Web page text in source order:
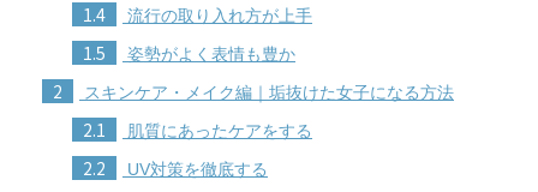
1.4 流行の取り入れ方が上手
1.5 姿勢がよく表情も豊か
2 スキンケア・メイク編｜垢抜けた女子になる方法
2.1 肌質にあったケアをする
2.2 UV対策を徹底する